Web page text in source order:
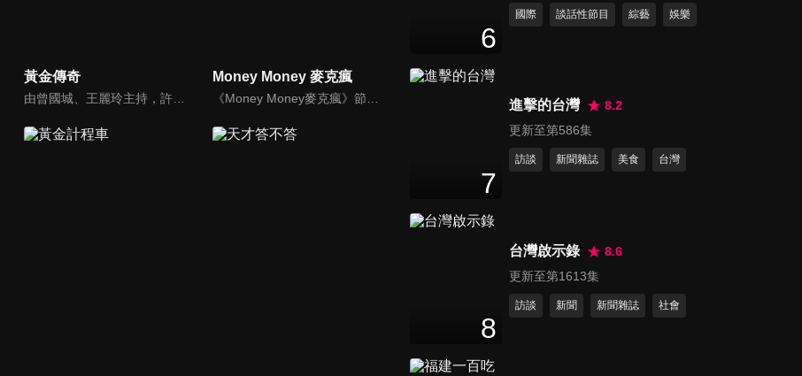
黃金傳奇 Money Money 麥克瘋
第525集 綜藝之王大戰戲劇霸
第526集 鐵血班長來挑戰
111
第528集 三角地帶接龍好害羞
111分鐘
6
國際 談話性節目 綜藝 娛樂
7
進擊的台灣
8.2
更新至第586集
訪談 新聞雜誌 美食 台灣
8
台灣啟示錄
8.6
更新至第1613集
訪談 新聞 新聞雜誌 社會